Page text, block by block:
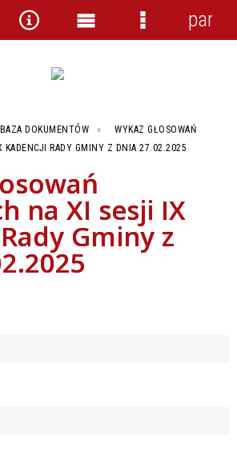
BAZA DOKUMENTÓW
WYKAZ GŁOSOWAŃ
KADENCJI RADY GMINY Z DNIA 27.02.2025
na XI sesji IX
Gminy z
NarzędziaMenu
Menu
panel